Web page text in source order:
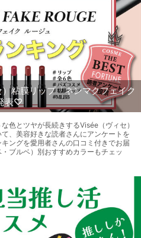
粘膜リップ「ネンマクフェイク
表♡
色とツヤが長続きするVisée（ヴィセ）
、美容好きな読者さんにアンケートを
ングを愛用者さんの口コミ付きでお届
ブルベ）別おすすめカラーもチェッ